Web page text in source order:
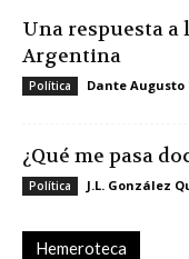
Una respuesta a
Argentina
Política Dante Augusto
¿Qué me pasa
Política J.L. González
Hemeroteca